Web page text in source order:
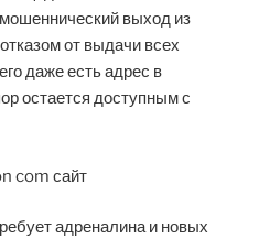
выход из
от выдачи всех
даже есть адрес в
остается доступным с
адреналина и новых